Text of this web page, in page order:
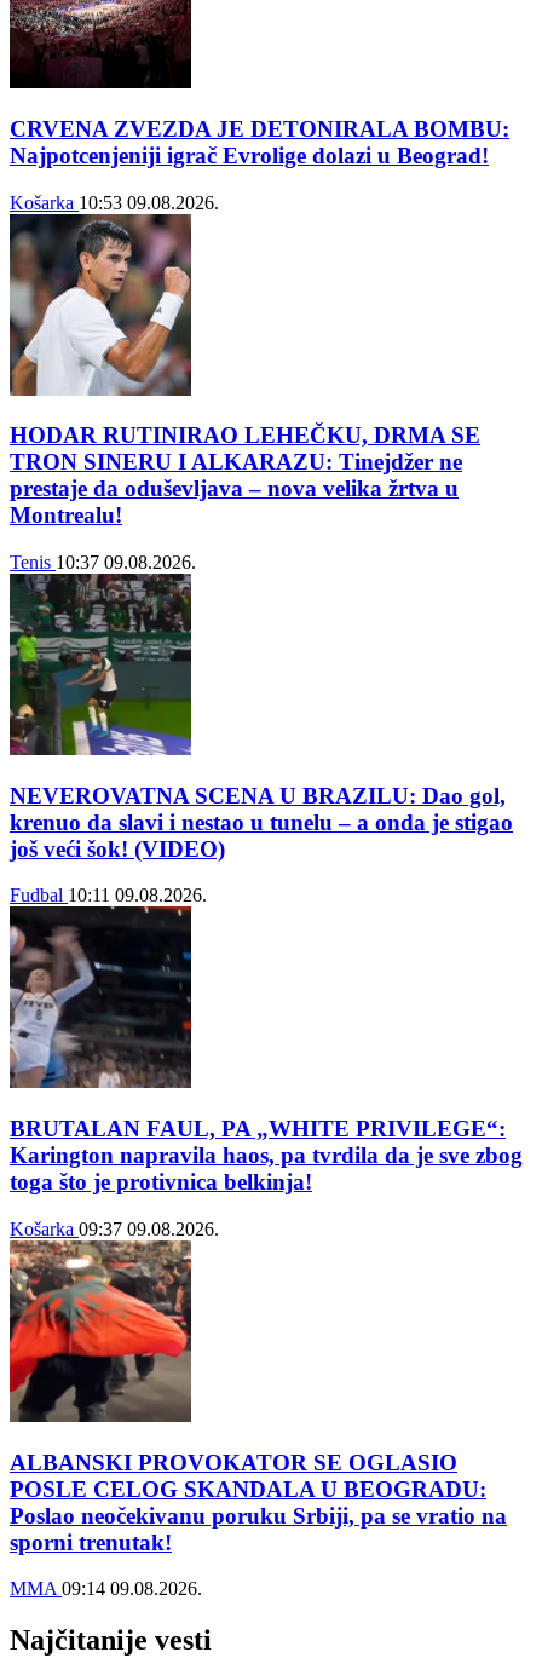
CRVENA ZVEZDA JE DETONIRALA BOMBU:
Najpotcenjeniji igrač Evrolige dolazi u Beograd!
Košarka 10:53 09.08.2026.
HODAR RUTINIRAO LEHEČKU, DRMA SE
TRON SINERU I ALKARAZU: Tinejdžer ne
prestaje da oduševljava – nova velika žrtva u
Montrealu!
Tenis 10:37 09.08.2026.
NEVEROVATNA SCENA U BRAZILU: Dao gol,
krenuo da slavi i nestao u tunelu – a onda je stigao
još veći šok! (VIDEO)
Fudbal 10:11 09.08.2026.
BRUTALAN FAUL, PA „WHITE PRIVILEGE“:
Karington napravila haos, pa tvrdila da je sve zbog
toga što je protivnica belkinja!
Košarka 09:37 09.08.2026.
ALBANSKI PROVOKATOR SE OGLASIO
POSLE CELOG SKANDALA U BEOGRADU:
Poslao neočekivanu poruku Srbiji, pa se vratio na
sporni trenutak!
MMA 09:14 09.08.2026.
Najčitanije vesti